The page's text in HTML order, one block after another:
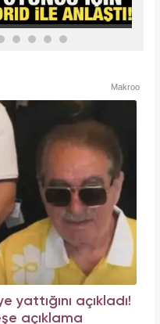
Makroo
yattığını açıkladı!
açıklama